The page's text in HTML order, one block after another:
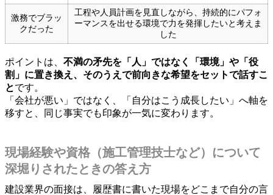
激務でブラッ
クだった
工程や人員計画を見直しながら、持続的にパフォ
ーマンスを出せる環境で力を発揮したいと考えま
した
ポイントは、 不満の矛先を「人」ではなく「環境」や「役
割」に置き換え、そのうえで前向きな希望をセットで話すこ
とです。
「会社が悪い」ではなく、「自分はこう成長したい」へ軸を
移すと、同じ事実でも印象が一気に変わります。
現場経験や資格（施工管理技士など）について
深堀りされたときの答え方
建設業界の面接は、履歴書に書いた現場をどこまで自分の言